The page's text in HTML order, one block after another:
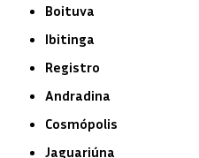
Boituva
Ibitinga
Registro
Andradina
Cosmópolis
Jaguariúna